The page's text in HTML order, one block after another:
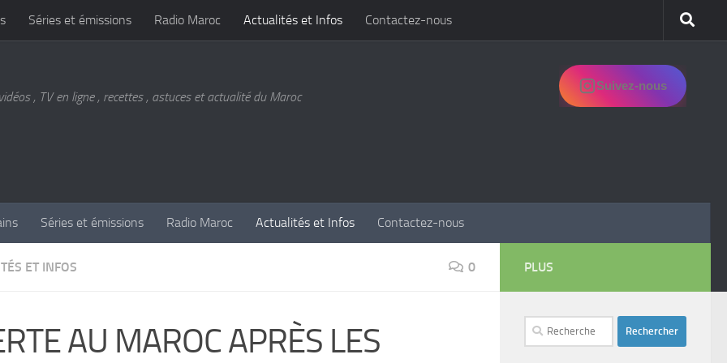
Séries et émissions Radio Maroc Actualités et Infos Contactez-nous
, TV en ligne , recettes , astuces et actualité du Maroc
Suivez-nous
Séries et émissions Radio Maroc Actualités et Infos Contactez-nous
ET INFOS 0
AU MAROC APRÈS LES
PLUS
Rechercher :